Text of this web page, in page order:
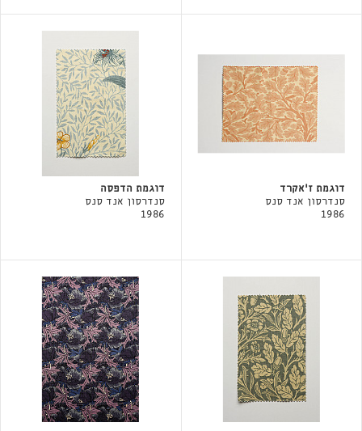
דוגמת ז׳אקרד
סנדרסון אנד סנס
1986
דוגמת הדפסה
סנדרסון אנד סנס
1986